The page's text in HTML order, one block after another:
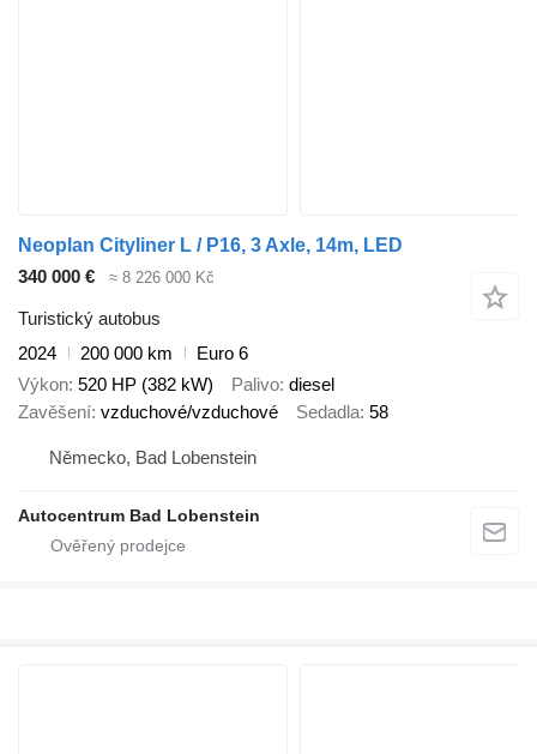
Neoplan Cityliner L / P16, 3 Axle, 14m, LED
340 000 €
≈ 8 226 000 Kč
Turistický autobus
2024
200 000 km
Euro 6
Výkon 520 HP (382 kW) Palivo diesel
Zavěšení vzduchové/vzduchové Sedadla 58
Německo, Bad Lobenstein
Autocentrum Bad Lobenstein